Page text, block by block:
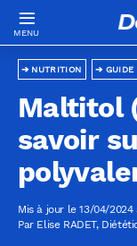
GUIDE
NUTRITION
Maltitol
savoir
Mis à jour le 13/04/2024
Par Elise RADET,